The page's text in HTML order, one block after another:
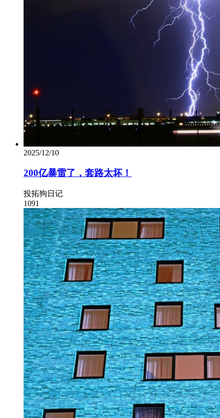
2025/12/10
200亿暴雷了，套路太坏！
投拓狗日记
1091